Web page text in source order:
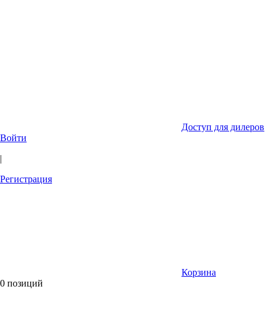
Доступ для дилеров
Войти
|
Регистрация
Корзина
0 позиций